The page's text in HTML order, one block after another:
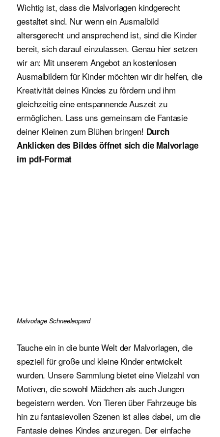
Wichtig ist, dass die Malvorlagen kindgerecht
gestaltet sind. Nur wenn ein Ausmalbild
altersgerecht und ansprechend ist, sind die Kinder
bereit, sich darauf einzulassen. Genau hier setzen
wir an: Mit unserem Angebot an kostenlosen
Ausmalbildern für Kinder möchten wir dir helfen, die
Kreativität deines Kindes zu fördern und ihm
gleichzeitig eine entspannende Auszeit zu
ermöglichen. Lass uns gemeinsam die Fantasie
deiner Kleinen zum Blühen bringen! Durch
Anklicken des Bildes öffnet sich die Malvorlage
im pdf-Format
Malvorlage Schneeleopard
Tauche ein in die bunte Welt der Malvorlagen, die
speziell für große und kleine Kinder entwickelt
wurden. Unsere Sammlung bietet eine Vielzahl von
Motiven, die sowohl Mädchen als auch Jungen
begeistern werden. Von Tieren über Fahrzeuge bis
hin zu fantasievollen Szenen ist alles dabei, um die
Fantasie deines Kindes anzuregen. Der einfache